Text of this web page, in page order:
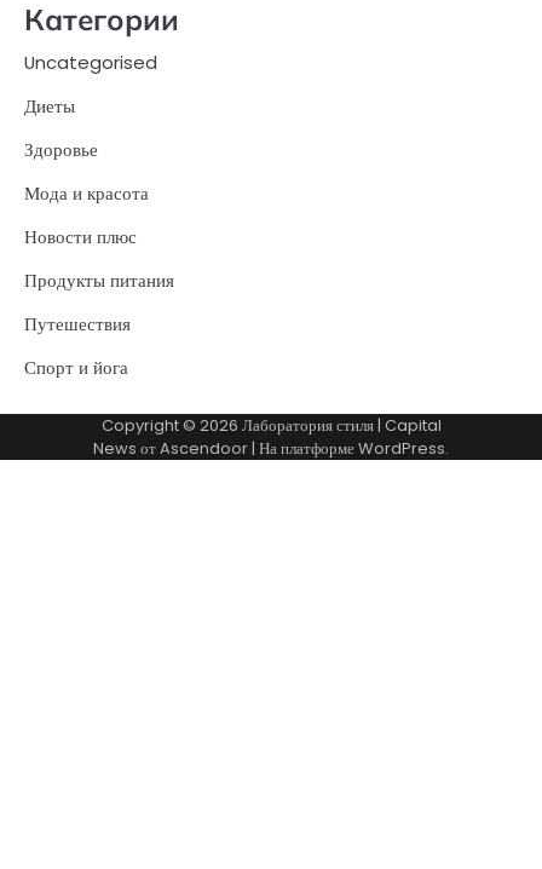
Категории
Uncategorised
Диеты
Здоровье
Мода и красота
Новости плюс
Продукты питания
Путешествия
Спорт и йога
Copyright © 2026 Лаборатория стиля| Capital
News отAscendoor | На платформеWordPress.